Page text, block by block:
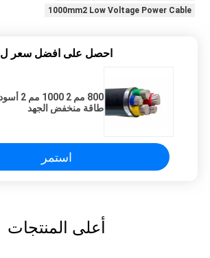
1000mm2 Low Voltage Power Cable
احصل على افضل سعر ل
طاقة منخفض الجهد
استمر
أعلى المنتجات